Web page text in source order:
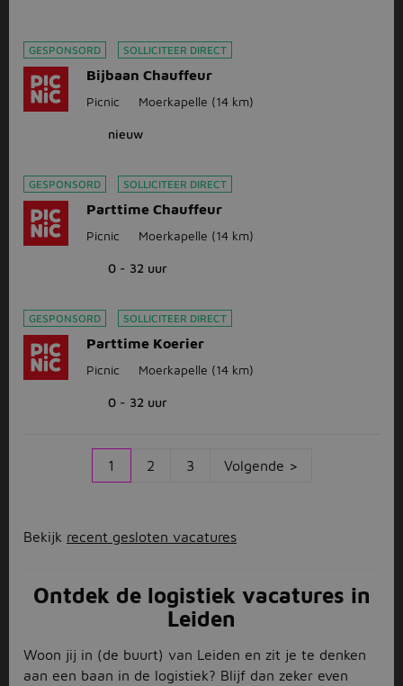
GESPONSORD SOLLICITEER DIRECT
Bijbaan Chauffeur
Picnic Moerkapelle (14 km)
nieuw
GESPONSORD SOLLICITEER DIRECT
Parttime Chauffeur
Picnic Moerkapelle (14 km)
0 - 32 uur
GESPONSORD SOLLICITEER DIRECT
Parttime Koerier
Picnic Moerkapelle (14 km)
0 - 32 uur
1 2 3 Volgende >
Bekijk recent gesloten vacatures
Ontdek de logistiek vacatures in
Leiden
Woon jij in (de buurt) van Leiden en zit je te denken
aan een baan in de logistiek? Blijf dan zeker even